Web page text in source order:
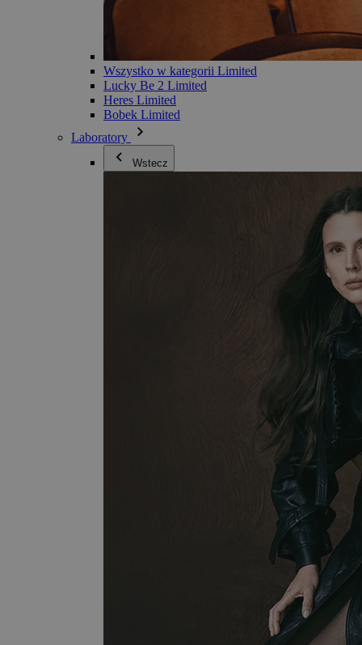
Wszystko w kategorii Limited
Lucky Be 2 Limited
Heres Limited
Bobek Limited
Laboratory
Wstecz